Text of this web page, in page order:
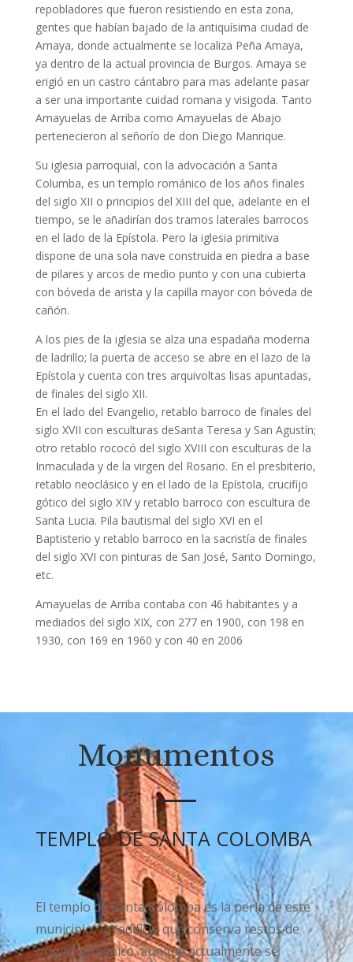
repobladores que fueron resistiendo en esta zona,
gentes que habían bajado de la antiquísima ciudad de
Amaya, donde actualmente se localiza Peña Amaya,
ya dentro de la actual provincia de Burgos. Amaya se
erigió en un castro cántabro para mas adelante pasar
a ser una importante cuidad romana y visigoda. Tanto
Amayuelas de Arriba como Amayuelas de Abajo
pertenecieron al señorío de don Diego Manrique.
Su iglesia parroquial, con la advocación a Santa
Columba, es un templo románico de los años finales
del siglo XII o principios del XIII del que, adelante en el
tiempo, se le añadirían dos tramos laterales barrocos
en el lado de la Epístola. Pero la iglesia primitiva
dispone de una sola nave construida en piedra a base
de pilares y arcos de medio punto y con una cubierta
con bóveda de arista y la capilla mayor con bóveda de
cañón.
A los pies de la iglesia se alza una espadaña moderna
de ladrillo; la puerta de acceso se abre en el lazo de la
Epístola y cuenta con tres arquivoltas lisas apuntadas,
de finales del siglo XII.
En el lado del Evangelio, retablo barroco de finales del
siglo XVII con esculturas deSanta Teresa y San Agustín;
otro retablo rococó del siglo XVIII con esculturas de la
Inmaculada y de la virgen del Rosario. En el presbiterio,
retablo neoclásico y en el lado de la Epístola, crucifijo
gótico del siglo XIV y retablo barroco con escultura de
Santa Lucia. Pila bautismal del siglo XVI en el
Baptisterio y retablo barroco en la sacristía de finales
del siglo XVI con pinturas de San José, Santo Domingo,
etc.
Amayuelas de Arriba contaba con 46 habitantes y a
mediados del siglo XIX, con 277 en 1900, con 198 en
1930, con 169 en 1960 y con 40 en 2006
Monumentos
TEMPLO DE SANTA COLOMBA
El templo de Santa Colomba es la perla de este
municipio, un edificio que conserva restos de
origen románico, aunque actualmente se